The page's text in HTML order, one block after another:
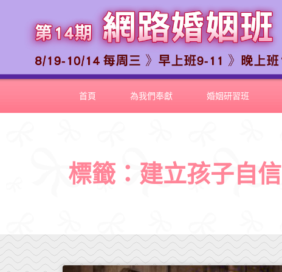
首頁 為我們奉獻 婚姻研習班
標籤：建立孩子自信